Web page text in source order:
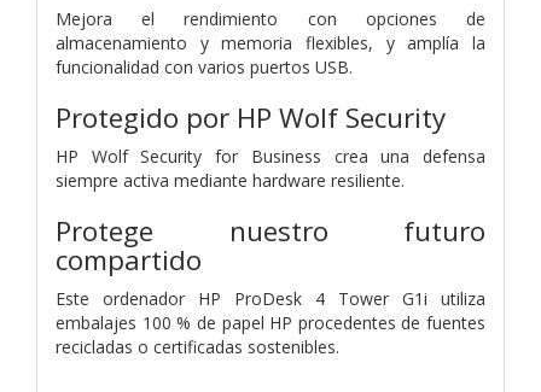
Mejora el rendimiento con opciones de
almacenamiento y memoria flexibles, y amplía la
funcionalidad con varios puertos USB.
Protegido por HP Wolf Security
HP Wolf Security for Business crea una defensa
siempre activa mediante hardware resiliente.
Protege nuestro futuro
compartido
Este ordenador HP ProDesk 4 Tower G1i utiliza
embalajes 100 % de papel HP procedentes de fuentes
recicladas o certificadas sostenibles.